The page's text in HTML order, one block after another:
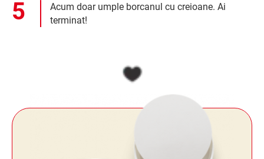
Acum doar umple borcanul cu creioane. Ai
terminat!